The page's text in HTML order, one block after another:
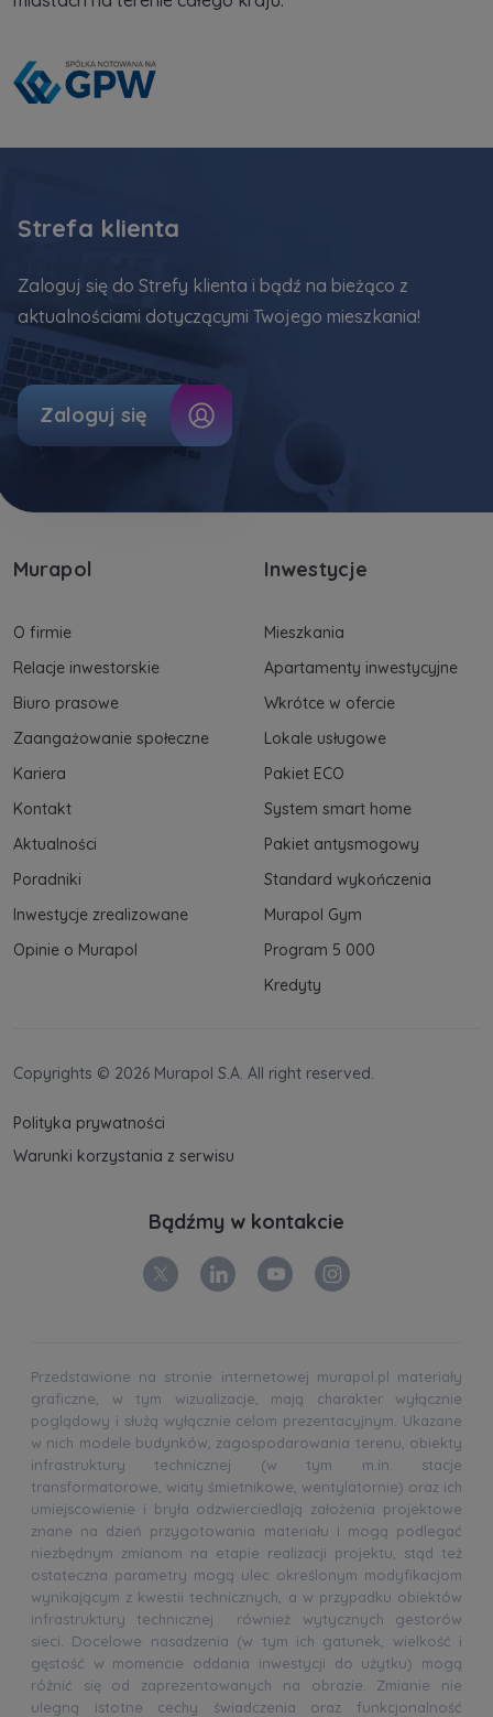
Murapol
O firmie
Relacje inwestorskie
Biuro prasowe
Zaangażowanie społeczne
Kariera
Kontakt
Aktualności
Poradniki
Inwestycje zrealizowane
Opinie o Murapol
Inwestycje
Mieszkania
Apartamenty inwestycyjne
Wkrótce w ofercie
Lokale usługowe
Pakiet ECO
System smart home
Pakiet antysmogowy
Standard wykończenia
Murapol Gym
Program 5 000
Kredyty
Strefa klienta
Zaloguj się do Strefy klienta i bądź na bieżąco z
aktualnościami dotyczącymi Twojego mieszkania!
Zaloguj się
Copyrights © 2026 Murapol S.A. All right reserved.
Polityka prywatności
Warunki korzystania z serwisu
Bądźmy w kontakcie
Przedstawione na stronie internetowej murapol.pl materiały
graficzne, w tym wizualizacje, mają charakter wyłącznie
poglądowy i służą wyłącznie celom prezentacyjnym. Ukazane
w nich modele budynków, zagospodarowania terenu, obiekty
infrastruktury technicznej (w tym m.in. stacje
transformatorowe, wiaty śmietnikowe, wentylatornie) oraz ich
umiejscowienie i bryła odzwierciedlają założenia projektowe
znane na dzień przygotowania materiału i mogą podlegać
niezbędnym zmianom na etapie realizacji projektu, stąd też
ostateczna parametry mogą ulec określonym modyfikacjom
wynikającym z kwestii technicznych, a w przypadku obiektów
infrastruktury technicznej również wytycznych gestorów
sieci. Docelowe nasadzenia (w tym ich gatunek, wielkość i
gęstość w momencie oddania inwestycji do użytku) mogą
różnić się od zaprezentowanych na obrazie. Zmianie nie
ulegną istotne cechy świadczenia oraz funkcjonalność